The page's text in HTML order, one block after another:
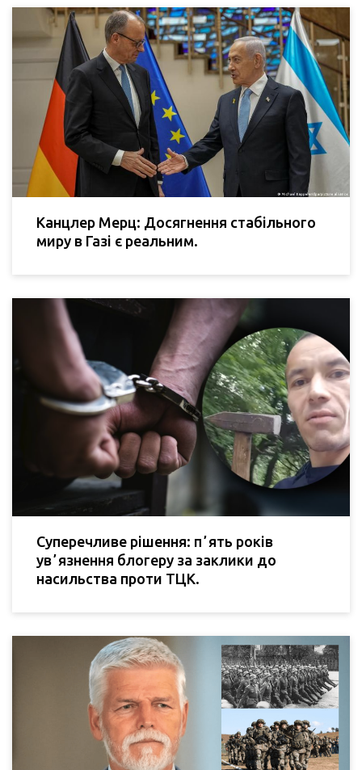
Канцлер Мерц: Досягнення стабільного
миру в Газі є реальним.
Суперечливе рішення: пʼять років
увʼязнення блогеру за заклики до
насильства проти ТЦК.